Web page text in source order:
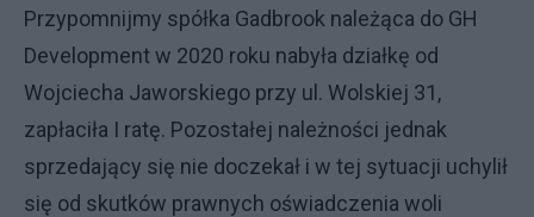
Przypomnijmy spółka Gadbrook należąca do GH
Development w 2020 roku nabyła działkę od
Wojciecha Jaworskiego przy ul. Wolskiej 31,
zapłaciła I ratę. Pozostałej należności jednak
sprzedający się nie doczekał i w tej sytuacji uchylił
się od skutków prawnych oświadczenia woli